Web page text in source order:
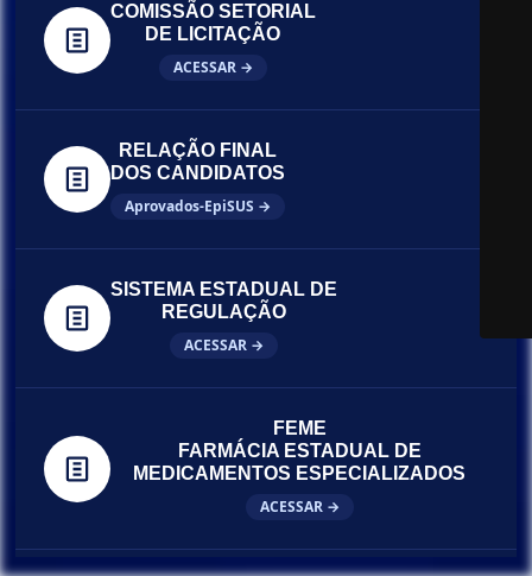
COMISSÃO SETORIAL
DE LICITAÇÃO
ACESSAR →
RELAÇÃO FINAL
DOS CANDIDATOS
Aprovados-EpiSUS →
SISTEMA ESTADUAL DE
REGULAÇÃO
ACESSAR →
FEME
FARMÁCIA ESTADUAL DE
MEDICAMENTOS ESPECIALIZADOS
ACESSAR →